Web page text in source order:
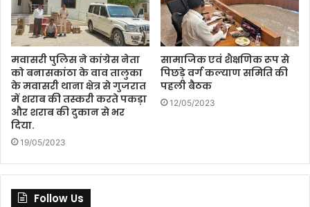
मवासरी पुलिस ने कांग्रेस नेता
को बनासकांठा के वाव तालुका
के मवासरी थाना क्षेत्र से गुजरात
में शराब की तस्करी करते पकड़ा
और शराब की दुकान से भर
दिया.
19/05/2023
सामाजिक एवं शैक्षणिक रूप से
पिछड़े वर्ग कल्याण समिति की
पहली बैठक
12/05/2023
Follow Us